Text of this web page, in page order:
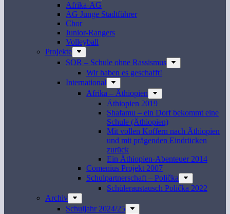
Afrika-AG
AG Junge Stadtführer
Chor
Junior-Rangers
Volleyball
Projekte
SOR – Schule ohne Rassismus
Wir haben es geschafft!
International
Afrika – Äthiopien
Äthiopien 2019
Shafamu – ein Dorf bekommt eine
Schule (Äthiopien)
Mit vollen Koffern nach Äthiopien
und mit prägenden Eindrücken
zurück
Ein Äthiopien-Abenteuer 2014
Comenius Projekt 2007
Schulpartnerschaft – Polička
Schüleraustausch Polička 2022
Archiv
Schuljahr 2024/25